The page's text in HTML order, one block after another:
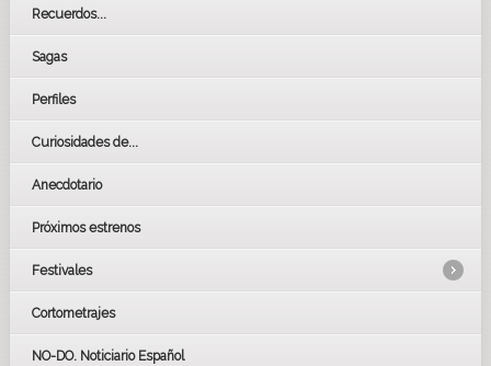
Recuerdos...
Sagas
Perfiles
Curiosidades de...
Anecdotario
Próximos estrenos
Festivales
LOS OSCARS
GOYAS
Cortometrajes
NO-DO. Noticiario Español